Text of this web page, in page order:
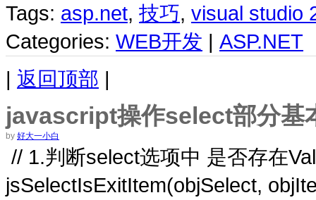
Tags: asp.net, 技巧, visual studio
Categories: WEB开发 | ASP.NET
| 返回顶部 |
javascript操作select部分基
by 好大一小白
// 1.判断select选项中 是否存在
jsSelectIsExitItem(objSelect,